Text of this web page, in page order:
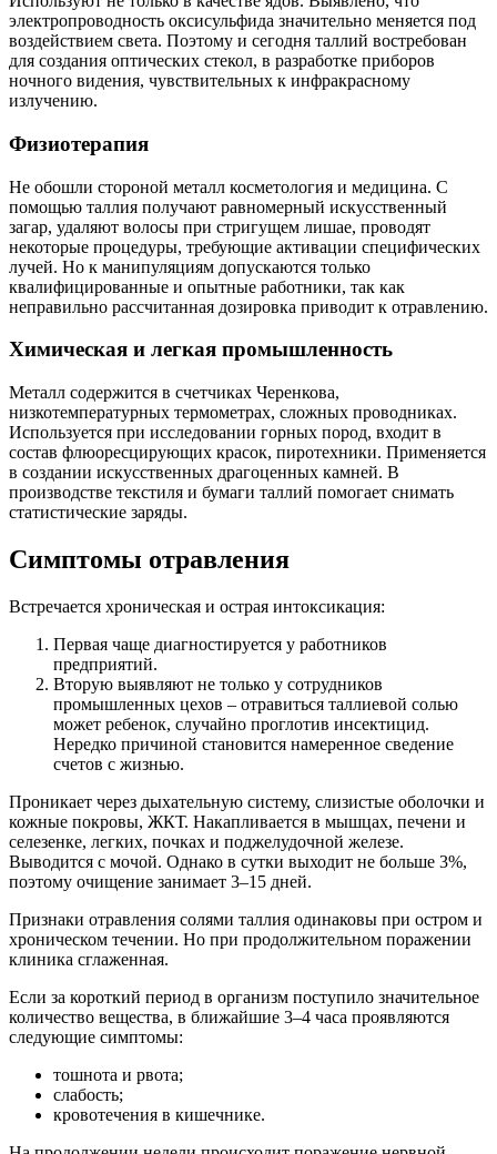
электропроводность оксисульфида значительно меняется под
воздействием света. Поэтому и сегодня таллий востребован
для создания оптических стекол, в разработке приборов
ночного видения, чувствительных к инфракрасному
излучению.
Физиотерапия
Не обошли стороной металл косметология и медицина. С
помощью таллия получают равномерный искусственный
загар, удаляют волосы при стригущем лишае, проводят
некоторые процедуры, требующие активации специфических
лучей. Но к манипуляциям допускаются только
квалифицированные и опытные работники, так как
неправильно рассчитанная дозировка приводит к отравлению.
Химическая и легкая промышленность
Металл содержится в счетчиках Черенкова,
низкотемпературных термометрах, сложных проводниках.
Используется при исследовании горных пород, входит в
состав флюоресцирующих красок, пиротехники. Применяется
в создании искусственных драгоценных камней. В
производстве текстиля и бумаги таллий помогает снимать
статистические заряды.
Симптомы отравления
Встречается хроническая и острая интоксикация:
Первая чаще диагностируется у работников
предприятий.
Вторую выявляют не только у сотрудников
промышленных цехов – отравиться таллиевой солью
может ребенок, случайно проглотив инсектицид.
Нередко причиной становится намеренное сведение
счетов с жизнью.
Проникает через дыхательную систему, слизистые оболочки и
кожные покровы, ЖКТ. Накапливается в мышцах, печени и
селезенке, легких, почках и поджелудочной железе.
Выводится с мочой. Однако в сутки выходит не больше 3%,
поэтому очищение занимает 3–15 дней.
Признаки отравления солями таллия одинаковы при остром и
хроническом течении. Но при продолжительном поражении
клиника сглаженная.
Если за короткий период в организм поступило значительное
количество вещества, в ближайшие 3–4 часа проявляются
следующие симптомы:
тошнота и рвота;
слабость;
кровотечения в кишечнике.